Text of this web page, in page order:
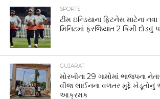
SPORTS
ટીમ ઇન્ડિયાના ફિટનેસ માટેના
મિનિટમાં ફરજિયાત 2 કિમી દોડવું
GUJARAT
મોરબીના 29 ગામોમાં ભાજપના
વીજ લાઈનના વળતર મુદ્દે
આક્રમક